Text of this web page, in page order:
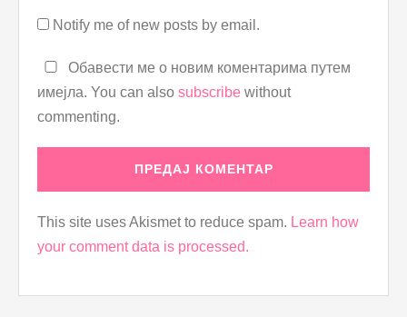
Notify me of new posts by email.
Обавести ме о новим коментарима путем
имејла. You can also subscribe without
commenting.
This site uses Akismet to reduce spam. Learn how
your comment data is processed.